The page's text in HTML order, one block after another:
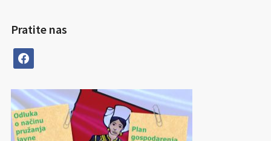
Pratite nas
facebook